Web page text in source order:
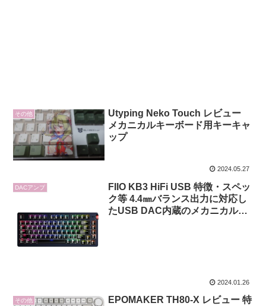
その他
Utyping Neko Touch レビュー
メカニカルキーボード用キーキャ
ップ
2024.05.27
DACアンプ
FIIO KB3 HiFi USB 特徴・スペッ
ク等 4.4㎜バランス出力に対応し
たUSB DAC内蔵のメカニカルキ
2024.01.26
その他
EPOMAKER TH80-X レビュー 特